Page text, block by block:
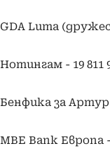
GDA Luma
Нотингам - 19 811
Бенфика за Артур
MBE Bank Европа -